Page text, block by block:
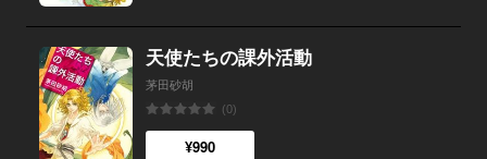
天使たちの課外活動
茅田砂胡
(0)
¥990